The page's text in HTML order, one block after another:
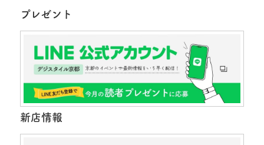
プレゼント
新店情報